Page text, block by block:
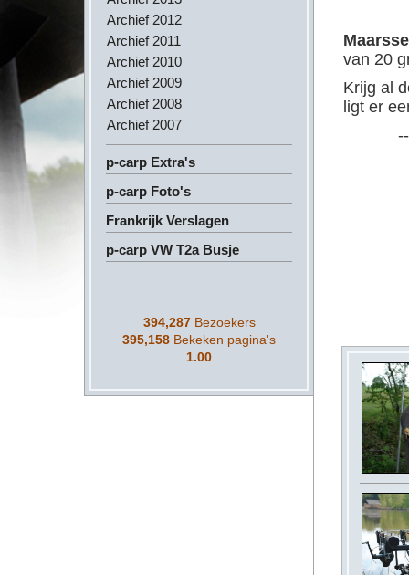
Archief 2012
Archief 2011
Archief 2010
Archief 2009
Archief 2008
Archief 2007
p-carp Extra's
p-carp Foto's
Frankrijk Verslagen
p-carp VW T2a Busje
394,287 Bezoekers
395,158 Bekeken pagina's
1.00
van 20
Krijg al
ligt er